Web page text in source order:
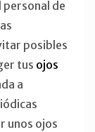
de
posibles
tus ojos
a
unos ojos